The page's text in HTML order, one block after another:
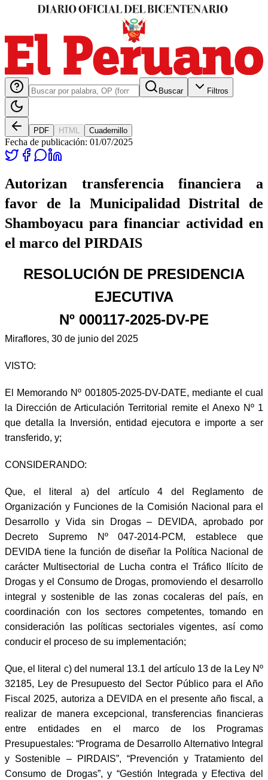
Buscar Filtros
PDF HTML Cuadernillo
Fecha de publicación: 01/07/2025
Autorizan transferencia financiera a
favor de la Municipalidad Distrital de
Shamboyacu para financiar actividad en
el marco del PIRDAIS
RESOLUCIÓN DE PRESIDENCIA
EJECUTIVA
Nº 000117-2025-DV-PE
Miraflores, 30 de junio del 2025
VISTO:
El Memorando Nº 001805-2025-DV-DATE, mediante el cual
la Dirección de Articulación Territorial remite el Anexo Nº 1
que detalla la Inversión, entidad ejecutora e importe a ser
transferido, y;
CONSIDERANDO:
Que, el literal a) del artículo 4 del Reglamento de
Organización y Funciones de la Comisión Nacional para el
Desarrollo y Vida sin Drogas – DEVIDA, aprobado por
Decreto Supremo Nº 047-2014-PCM, establece que
DEVIDA tiene la función de diseñar la Política Nacional de
carácter Multisectorial de Lucha contra el Tráfico Ilícito de
Drogas y el Consumo de Drogas, promoviendo el desarrollo
integral y sostenible de las zonas cocaleras del país, en
coordinación con los sectores competentes, tomando en
consideración las políticas sectoriales vigentes, así como
conducir el proceso de su implementación;
Que, el literal c) del numeral 13.1 del artículo 13 de la Ley Nº
32185, Ley de Presupuesto del Sector Público para el Año
Fiscal 2025, autoriza a DEVIDA en el presente año fiscal, a
realizar de manera excepcional, transferencias financieras
entre entidades en el marco de los Programas
Presupuestales: “Programa de Desarrollo Alternativo Integral
y Sostenible – PIRDAIS”, “Prevención y Tratamiento del
Consumo de Drogas”, y “Gestión Integrada y Efectiva del